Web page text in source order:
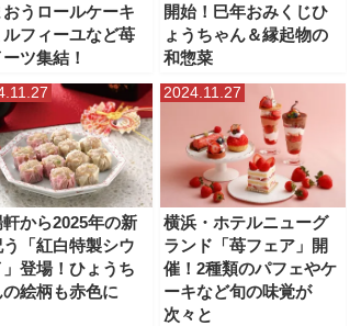
おうロールケーキ
フィーユなど苺
ツ集結！
開始！巳年おみくじひ
ょうちゃん＆縁起物の
和惣菜
から2025年の新
「紅白特製シウ
」登場！ひょうち
の絵柄も赤色に
2024.11.27
横浜・ホテルニューグ
ランド「苺フェア」開
催！2種類のパフェやケ
ーキなど旬の味覚が
次々と